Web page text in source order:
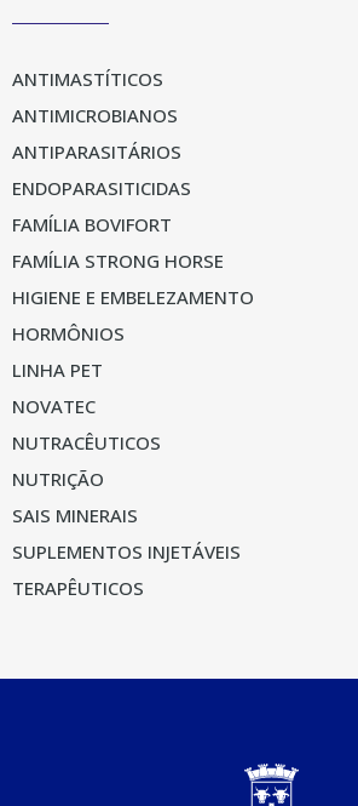
ANTIMASTÍTICOS
ANTIMICROBIANOS
ANTIPARASITÁRIOS
ENDOPARASITICIDAS
FAMÍLIA BOVIFORT
FAMÍLIA STRONG HORSE
HIGIENE E EMBELEZAMENTO
HORMÔNIOS
LINHA PET
NOVATEC
NUTRACÊUTICOS
NUTRIÇÃO
SAIS MINERAIS
SUPLEMENTOS INJETÁVEIS
TERAPÊUTICOS